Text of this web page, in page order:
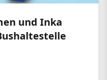
und Inka